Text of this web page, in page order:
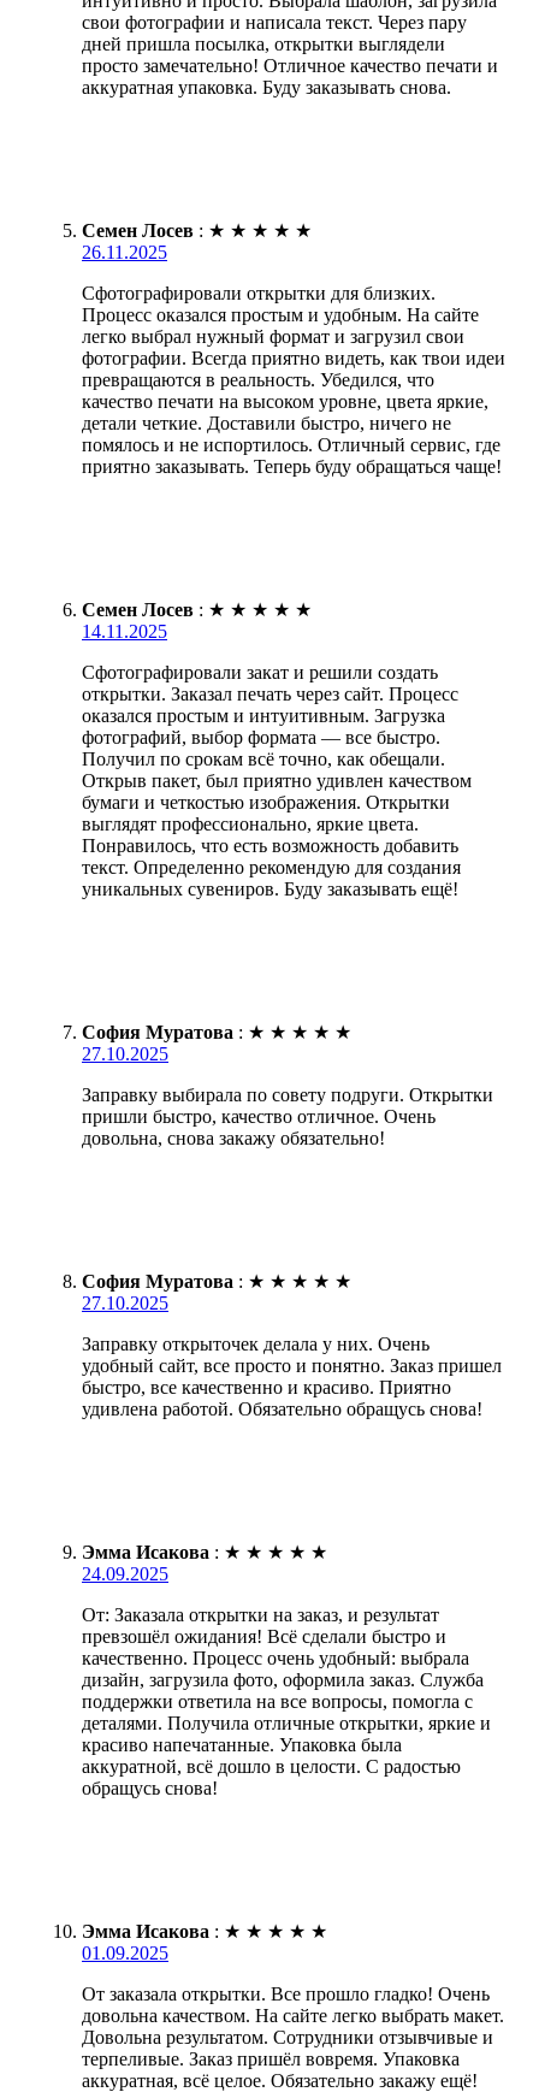
свои фотографии и написала текст. Через пару
дней пришла посылка, открытки выглядели
просто замечательно! Отличное качество печати и
аккуратная упаковка. Буду заказывать снова.
Семен Лосев : ★ ★ ★ ★ ★
26.11.2025
Сфотографировали открытки для близких.
Процесс оказался простым и удобным. На сайте
легко выбрал нужный формат и загрузил свои
фотографии. Всегда приятно видеть, как твои идеи
превращаются в реальность. Убедился, что
качество печати на высоком уровне, цвета яркие,
детали четкие. Доставили быстро, ничего не
помялось и не испортилось. Отличный сервис, где
приятно заказывать. Теперь буду обращаться чаще!
Семен Лосев : ★ ★ ★ ★ ★
14.11.2025
Сфотографировали закат и решили создать
открытки. Заказал печать через сайт. Процесс
оказался простым и интуитивным. Загрузка
фотографий, выбор формата — все быстро.
Получил по срокам всё точно, как обещали.
Открыв пакет, был приятно удивлен качеством
бумаги и четкостью изображения. Открытки
выглядят профессионально, яркие цвета.
Понравилось, что есть возможность добавить
текст. Определенно рекомендую для создания
уникальных сувениров. Буду заказывать ещё!
София Муратова : ★ ★ ★ ★ ★
27.10.2025
Заправку выбирала по совету подруги. Открытки
пришли быстро, качество отличное. Очень
довольна, снова закажу обязательно!
София Муратова : ★ ★ ★ ★ ★
27.10.2025
Заправку открыточек делала у них. Очень
удобный сайт, все просто и понятно. Заказ пришел
быстро, все качественно и красиво. Приятно
удивлена работой. Обязательно обращусь снова!
Эмма Исакова : ★ ★ ★ ★ ★
24.09.2025
От: Заказала открытки на заказ, и результат
превзошёл ожидания! Всё сделали быстро и
качественно. Процесс очень удобный: выбрала
дизайн, загрузила фото, оформила заказ. Служба
поддержки ответила на все вопросы, помогла с
деталями. Получила отличные открытки, яркие и
красиво напечатанные. Упаковка была
аккуратной, всё дошло в целости. С радостью
обращусь снова!
Эмма Исакова : ★ ★ ★ ★ ★
01.09.2025
От заказала открытки. Все прошло гладко! Очень
довольна качеством. На сайте легко выбрать макет.
Довольна результатом. Сотрудники отзывчивые и
терпеливые. Заказ пришёл вовремя. Упаковка
аккуратная, всё целое. Обязательно закажу ещё!